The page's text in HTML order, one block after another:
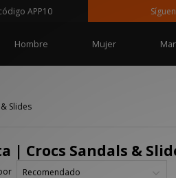
APP10
Hombre Mujer
Slides
| Crocs Sandals &